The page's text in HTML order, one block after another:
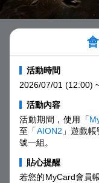
活動時間
2026/07/01 (12:00)
活動內容
活動期間，使用「
至「AION2 」遊戲
號一組。
貼心提醒
若您的MyCard會員